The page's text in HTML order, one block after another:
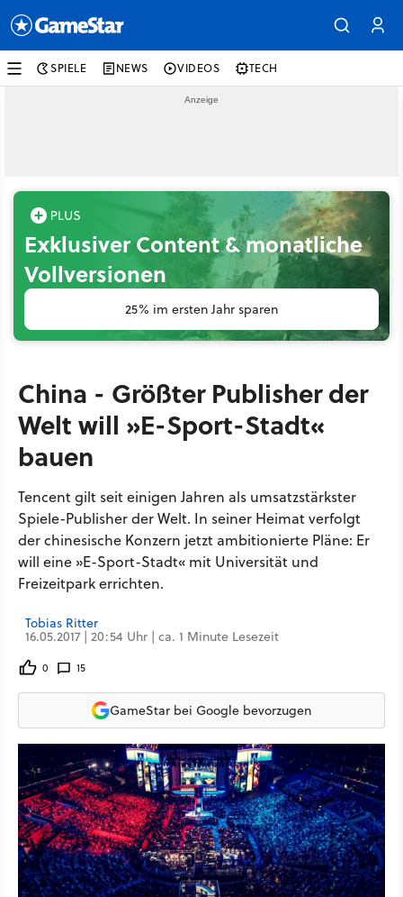
SPIELE NEWS VIDEOS TECH
Exklusiver Content & monatliche
Vollversionen
25% im ersten Jahr sparen
China - Größter Publisher der
Welt will »E-Sport-Stadt«
bauen
Tencent gilt seit einigen Jahren als umsatzstärkster
Spiele-Publisher der Welt. In seiner Heimat verfolgt
der chinesische Konzern jetzt ambitionierte Pläne: Er
will eine »E-Sport-Stadt« mit Universität und
Freizeitpark errichten.
Tobias Ritter
16.05.2017 | 20:54 Uhr | ca. 1 Minute Lesezeit
0 15
GameStar bei Google bevorzugen